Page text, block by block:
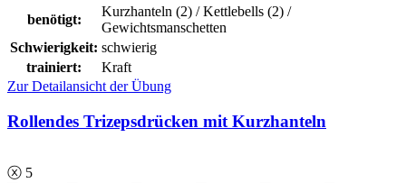
benötigt:
Kurzhanteln (2) / Kettlebells (2) /
Gewichtsmanschetten
Schwierigkeit: schwierig
trainiert:
Kraft
Zur Detailansicht der Übung
Rollendes Trizepsdrücken mit Kurzhanteln
ⓧ 5